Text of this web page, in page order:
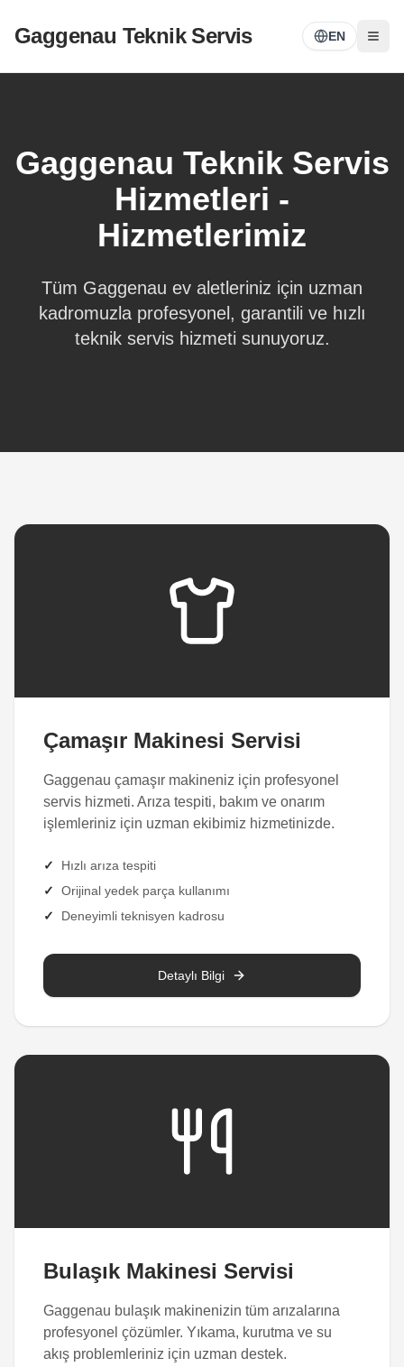
Gaggenau Teknik Servis EN
Gaggenau Teknik Servis
Hizmetleri -
Hizmetlerimiz
Tüm Gaggenau ev aletleriniz için uzman
kadromuzla profesyonel, garantili ve hızlı
teknik servis hizmeti sunuyoruz.
Çamaşır Makinesi Servisi
Gaggenau çamaşır makineniz için profesyonel
servis hizmeti. Arıza tespiti, bakım ve onarım
işlemleriniz için uzman ekibimiz hizmetinizde.
✓
Hızlı arıza tespiti
✓
Orijinal yedek parça kullanımı
✓
Deneyimli teknisyen kadrosu
Detaylı Bilgi
Bulaşık Makinesi Servisi
Gaggenau bulaşık makinenizin tüm arızalarına
profesyonel çözümler. Yıkama, kurutma ve su
akış problemleriniz için uzman destek.